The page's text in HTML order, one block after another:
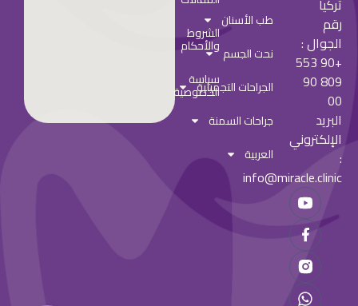
تركيا
رقم
الجوال :
+90 553
809 90
00
البريد
الإلكتروني
:
info@miracle.clinic
طب الأسنان
نحت الجسم
الجراحات التجميلية
جراحات السمنة
العربية
الشروط
والأحكام
سياسة
الخصوصية